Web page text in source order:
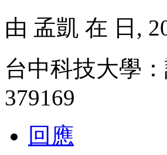
由 孟凱 在 日,
台中科技大學
379169
回應